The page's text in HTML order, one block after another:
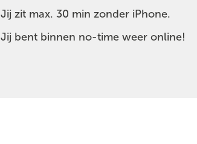
Jij zit max. 30 min zonder iPhone.
Jij bent binnen no-time weer online!